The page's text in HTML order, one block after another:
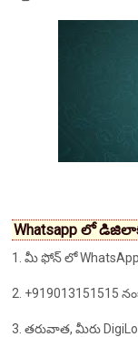
Whatsapp లో
1. మీ ఫోన్ లో
2. +919013151515
3. తరువాత, మీరు